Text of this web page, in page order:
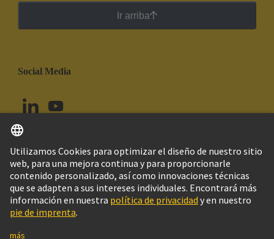
Ir arriba
Social Media
Colombia Español
© Grupo Tecnológico HARTING